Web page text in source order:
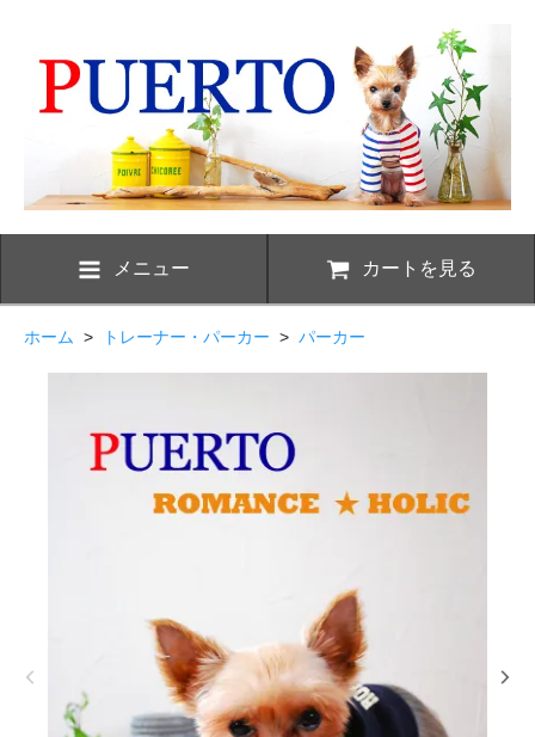
メニュー カートを見る
ホーム > トレーナー・パーカー > パーカー